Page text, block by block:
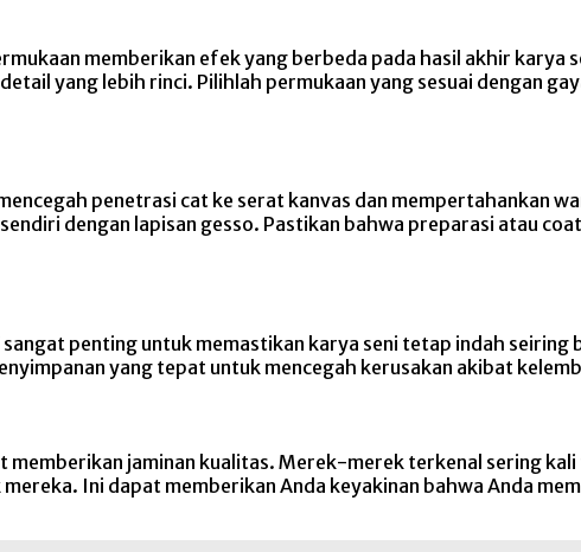
memberikan efek yang berbeda pada hasil akhir karya
yang lebih rinci. Pilihlah permukaan yang sesuai dengan
penetrasi cat ke serat kanvas dan mempertahankan
dengan lapisan gesso. Pastikan bahwa preparasi atau
penting untuk memastikan karya seni tetap indah seiring
yang tepat untuk mencegah kerusakan akibat
jaminan kualitas. Merek-merek terkenal sering
Ini dapat memberikan Anda keyakinan bahwa Anda